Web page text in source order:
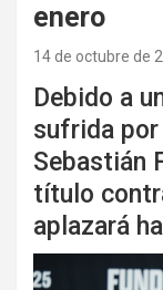
enero
14 de octubre de
Debido a
sufrida por
Sebastián
título
aplazará